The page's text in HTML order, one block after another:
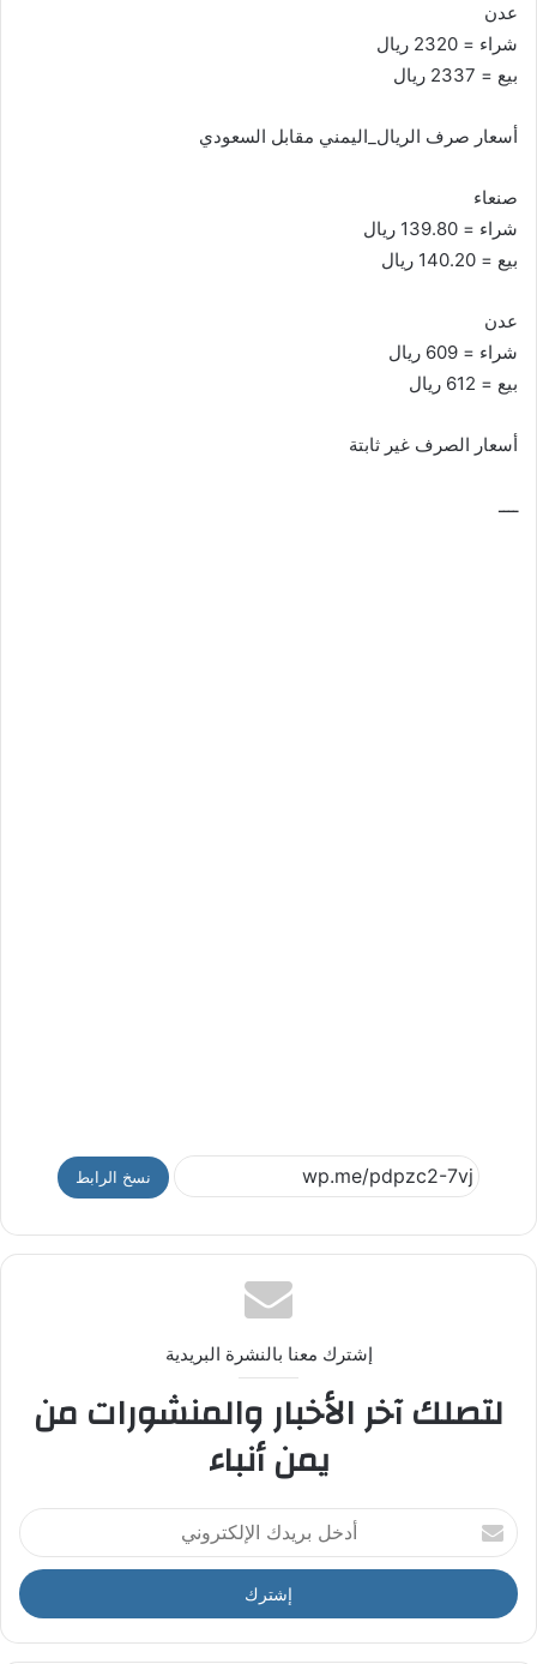
عدن
شراء = 2320 ريال
بيع = 2337 ريال
أسعار صرف الريال_اليمني مقابل السعودي
صنعاء
شراء = 139.80 ريال
بيع = 140.20 ريال
عدن
شراء = 609 ريال
بيع = 612 ريال
أسعار الصرف غير ثابتة
ــــ
نسخ الرابط
إشترك معنا بالنشرة البريدية
لتصلك آخر الأخبار والمنشورات من
يمن أنباء
أ
د
خ
ل
ر